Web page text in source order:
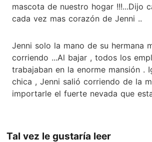
mascota de nuestro hogar !!!...Dijo
cada vez mas corazón de Jenni ..
Jenni solo la mano de su hermana
corriendo ...Al bajar , todos los
trabajaban en la enorme mansión .
chica , Jenni salió corriendo de la
importarle el fuerte nevada que
Tal vez le gustaría leer